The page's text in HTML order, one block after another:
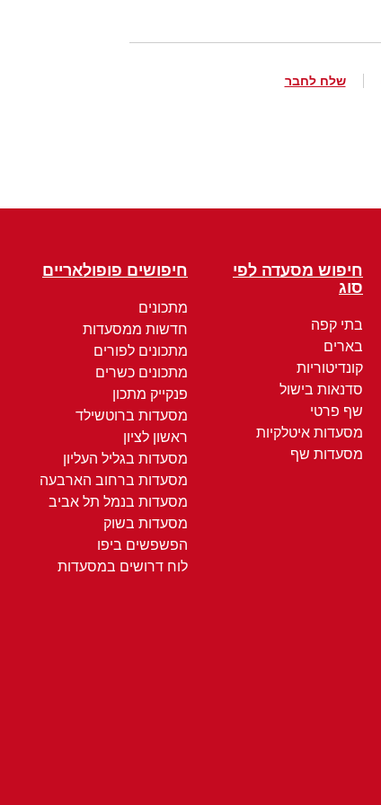
שלח לחבר
חיפוש מסעדה לפי
סוג
בתי קפה
בארים
קונדיטוריות
סדנאות בישול
שף פרטי
מסעדות איטלקיות
מסעדות שף
חיפושים פופולאריים
מתכונים
חדשות ממסעדות
מתכונים לפורים
מתכונים כשרים
פנקייק מתכון
מסעדות ברוטשילד
ראשון לציון
מסעדות בגליל העליון
מסעדות ברחוב הארבעה
מסעדות בנמל תל אביב
מסעדות בשוק
הפשפשים ביפו
לוח דרושים במסעדות